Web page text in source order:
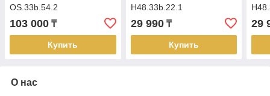
OS.33b.54.2
103 000 ₸
Купить
H48.33b.22.1
29 990₸
Купить
29
О нас